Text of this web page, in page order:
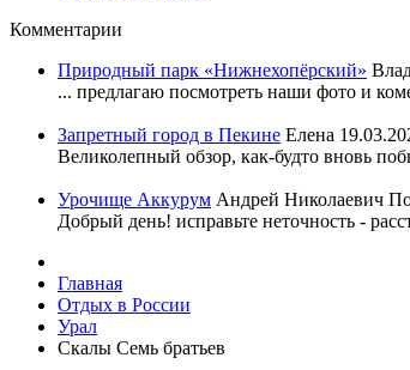
Комментарии
Природный парк «Нижнехопёрский»
... предлагаю посмотреть наши фото и
Запретный город в Пекине Елена
Великолепный обзор, как-будто вновь
Урочище Аккурум Андрей Николаевич
Добрый день! исправьте неточность -
Главная
Отдых в России
Урал
Скалы Семь братьев